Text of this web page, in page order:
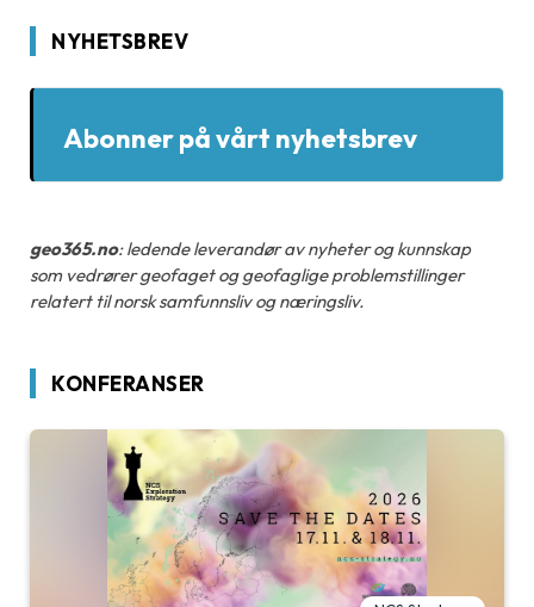
NYHETSBREV
Abonner på vårt nyhetsbrev
geo365.no: ledende leverandør av nyheter og kunnskap
som vedrører geofaget og geofaglige problemstillinger
relatert til norsk samfunnsliv og næringsliv.
KONFERANSER